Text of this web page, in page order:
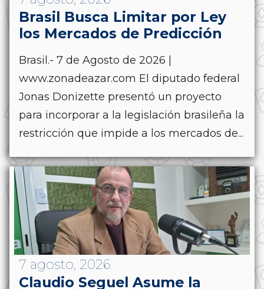
Brasil Busca Limitar por Ley
los Mercados de Predicción
Brasil.- 7 de Agosto de 2026 |
www.zonadeazar.com El diputado federal
Jonas Donizette presentó un proyecto
para incorporar a la legislación brasileña la
restricción que impide a los mercados de...
7 agosto, 2026
Claudio Seguel Asume la